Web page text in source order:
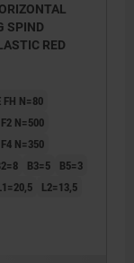
SPIND
RED
FH N=80
F2 N=500
F4 N=350
B3=5
B5=3
L2=13,5